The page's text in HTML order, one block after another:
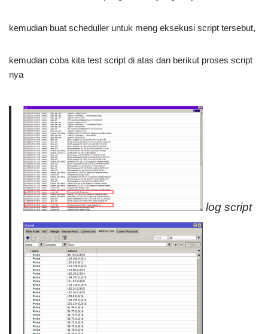
kemudian buat scheduller untuk meng eksekusi script tersebut,
kemudian coba kita test script di atas dan berikut proses script
nya
log script